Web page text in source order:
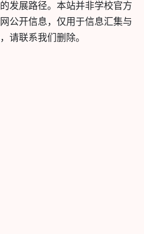
发展路径。本站并非学校官方
公开信息，仅用于信息汇集与
请联系我们删除。